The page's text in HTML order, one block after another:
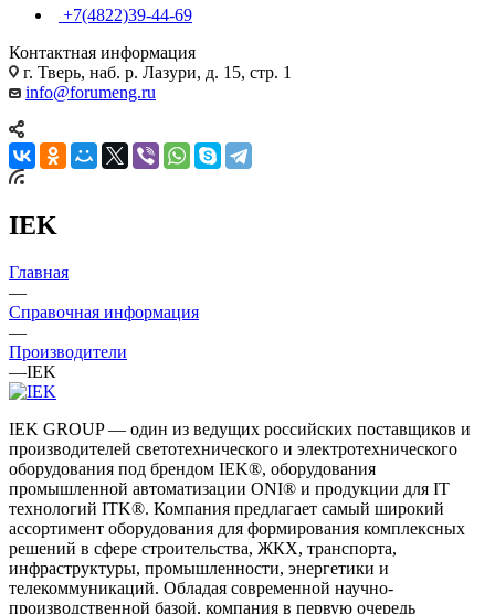
+7(4822)39-44-69
Контактная информация
г. Тверь, наб. р. Лазури, д. 15, стр. 1
info@forumeng.ru
IEK
Главная
—
Справочная информация
—
Производители
—IEK
IEK GROUP — один из ведущих российских поставщиков и
производителей светотехнического и электротехнического
оборудования под брендом IEK®, оборудования
промышленной автоматизации ONI® и продукции для IT
технологий ITK®. Компания предлагает самый широкий
ассортимент оборудования для формирования комплексных
решений в сфере строительства, ЖКХ, транспорта,
инфраструктуры, промышленности, энергетики и
телекоммуникаций. Обладая современной научно-
производственной базой, компания в первую очередь